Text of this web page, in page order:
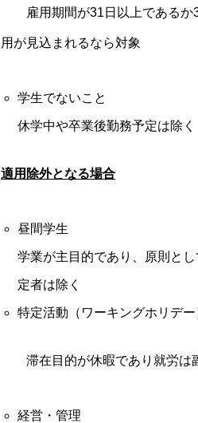
雇用期間が31日以上であるか
用が見込まれるなら対象
学生でないこと
休学中や卒業後勤務予定は除く
適用除外となる場合
昼間学生
学業が主目的であり、原則と
定者は除く
特定活動（ワーキングホリデー
滞在目的が休暇であり就労は
経営・管理